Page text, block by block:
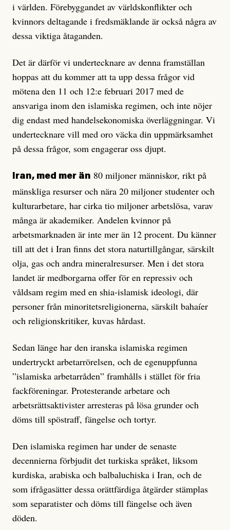
i världen. Förebyggandet av världskonflikter och
kvinnors deltagande i fredsmäklande är också några av
dessa viktiga åtaganden.
Det är därför vi undertecknare av denna framställan
hoppas att du kommer att ta upp dessa frågor vid
mötena den 11 och 12:e februari 2017 med de
ansvariga inom den islamiska regimen, och inte nöjer
dig endast med handelsekonomiska överläggningar. Vi
undertecknare vill med oro väcka din uppmärksamhet
på dessa frågor, som engagerar oss djupt.
Iran, med mer än 80 miljoner människor, rikt på
mänskliga resurser och nära 20 miljoner studenter och
kulturarbetare, har cirka tio miljoner arbetslösa, varav
många är akademiker. Andelen kvinnor på
arbetsmarknaden är inte mer än 12 procent. Du känner
till att det i Iran finns det stora naturtillgångar, särskilt
olja, gas och andra mineralresurser. Men i det stora
landet är medborgarna offer för en repressiv och
våldsam regim med en shia-islamisk ideologi, där
personer från minoritetsreligionerna, särskilt bahaíer
och religionskritiker, kuvas hårdast.
Sedan länge har den iranska islamiska regimen
undertryckt arbetarrörelsen, och de egenuppfunna
”islamiska arbetarråden” framhålls i stället för fria
fackföreningar. Protesterande arbetare och
arbetsrättsaktivister arresteras på lösa grunder och
döms till spöstraff, fängelse och tortyr.
Den islamiska regimen har under de senaste
decennierna förbjudit det turkiska språket, liksom
kurdiska, arabiska och balbaluchiska i Iran, och de
som ifrågasätter dessa orättfärdiga åtgärder stämplas
som separatister och döms till fängelse och även
döden.